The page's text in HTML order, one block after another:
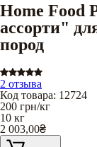
Home Food
ассорти"
пород
2 отзыва
Код товара: 12724
200 грн/кг
10 кг
2 003,00₴